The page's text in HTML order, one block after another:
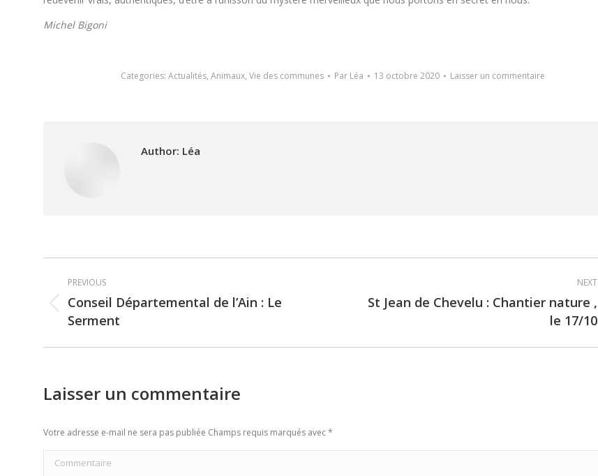
Michel Bigoni
Categories: Actualités, Animaux, Vie des communes Par Léa 13 octobre 2020 Laisser un commentaire
Author: Léa
Post
navigation
PREVIOUS
Previous
post:
Conseil Départemental de l’Ain : Le
Serment
NEXT
Next
St Jean de Chevelu : Chantier nature ,
le 17/10
Laisser un commentaire
Votre adresse e-mail ne sera pas publiée Champs requis marqués avec*
Commentaire